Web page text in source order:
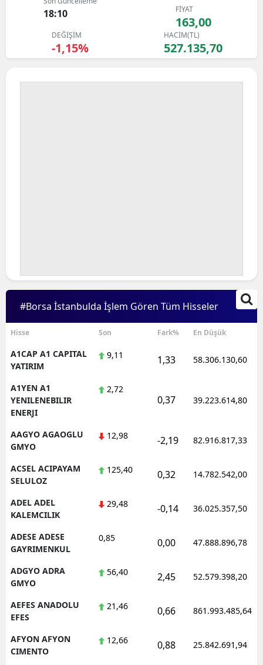
Bingöl
Bitlis
Bolu
Edirne
Elazığ
Erzincan
Gaziantep
Gümüşhane
Hakkari
Mersin
Kars
Kastamonu
18:10 FİYAT
163,00
DEĞİŞİM
-1,15%
HACİM(TL)
527.135,70
#Borsa İstanbulda İşlem Gören Tüm Hisseler
Hisse Son Fark% En Düşük
A1CAP A1 CAPITAL
YATIRIM
9,11 1,33 58.306.130,60
A1YEN A1
YENILENEBILIR
ENERJI
2,72
0,37 39.223.614,80
AAGYO AGAOGLU
GMYO
12,98 -2,19 82.916.817,33
ACSEL ACIPAYAM
SELULOZ
125,40 0,32 14.782.542,00
ADEL ADEL
KALEMCILIK
29,48 -0,14 36.025.357,50
ADESE ADESE
GAYRIMENKUL
0,85 0,00 47.888.896,78
ADGYO ADRA
GMYO
56,40 2,45 52.579.398,20
AEFES ANADOLU
EFES
21,46 0,66 861.993.485,64
AFYON AFYON
CIMENTO
12,66 0,88 25.842.691,94